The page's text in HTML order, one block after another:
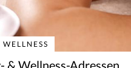
& Wellness-Adressen